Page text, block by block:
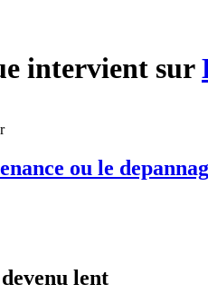
intervient sur
ou le
lent